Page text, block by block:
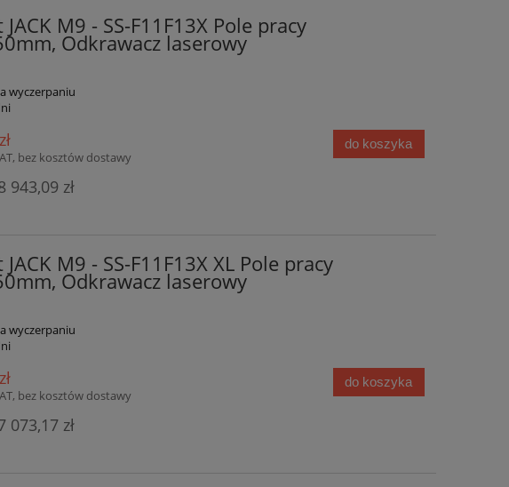
M9 - SS-F11F13X Pole pracy
Odkrawacz laserowy
wyczerpaniu
bez kosztów dostawy
943,09 zł
do koszyka
M9 - SS-F11F13X XL Pole pracy
Odkrawacz laserowy
wyczerpaniu
bez kosztów dostawy
073,17 zł
do koszyka